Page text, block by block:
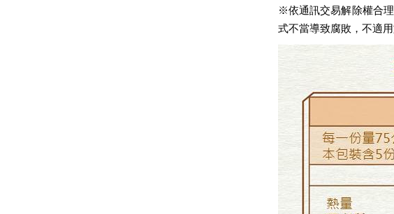
※依通訊交易解除權合
式不當導致腐敗，不適